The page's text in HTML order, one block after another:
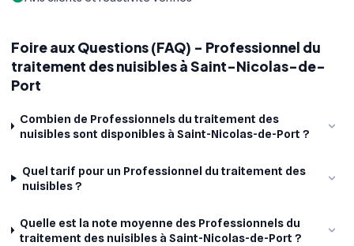
Foire aux Questions (FAQ) - Professionnel du
traitement des nuisibles à Saint-Nicolas-de-
Port
Combien de Professionnels du traitement des
nuisibles sont disponibles à Saint-Nicolas-de-Port ?
Quel tarif pour un Professionnel du traitement des
nuisibles ?
Quelle est la note moyenne des Professionnels du
traitement des nuisibles à Saint-Nicolas-de-Port ?